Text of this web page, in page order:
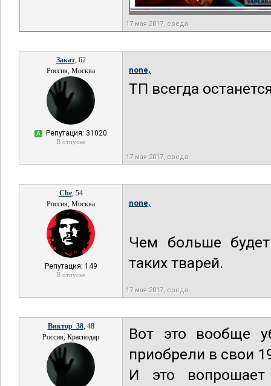
17 мая 2017, среда
Закат, 62
Россия, Москва
А Репутация: 31020
В отпуске
none,
ТП всегда
17 мая 2017, среда
Che, 54
Россия, Москва
Репутация: 149
В отпуске
none,
Чем больше
таких тварей.
17 мая 2017, среда
Виктор_38, 48
Россия, Краснодар
Вот это вообще
приобрели в свои
И это